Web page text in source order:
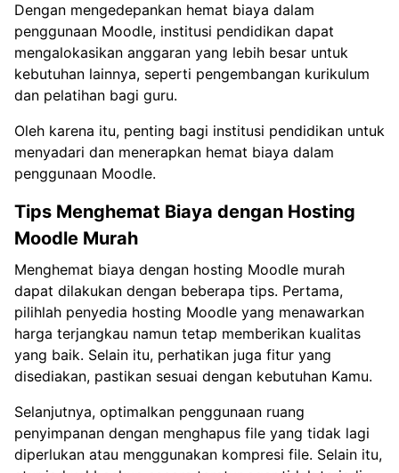
Dengan mengedepankan hemat biaya dalam
penggunaan Moodle, institusi pendidikan dapat
mengalokasikan anggaran yang lebih besar untuk
kebutuhan lainnya, seperti pengembangan kurikulum
dan pelatihan bagi guru.
Oleh karena itu, penting bagi institusi pendidikan untuk
menyadari dan menerapkan hemat biaya dalam
penggunaan Moodle.
Tips Menghemat Biaya dengan Hosting
Moodle Murah
Menghemat biaya dengan hosting Moodle murah
dapat dilakukan dengan beberapa tips. Pertama,
pilihlah penyedia hosting Moodle yang menawarkan
harga terjangkau namun tetap memberikan kualitas
yang baik. Selain itu, perhatikan juga fitur yang
disediakan, pastikan sesuai dengan kebutuhan Kamu.
Selanjutnya, optimalkan penggunaan ruang
penyimpanan dengan menghapus file yang tidak lagi
diperlukan atau menggunakan kompresi file. Selain itu,